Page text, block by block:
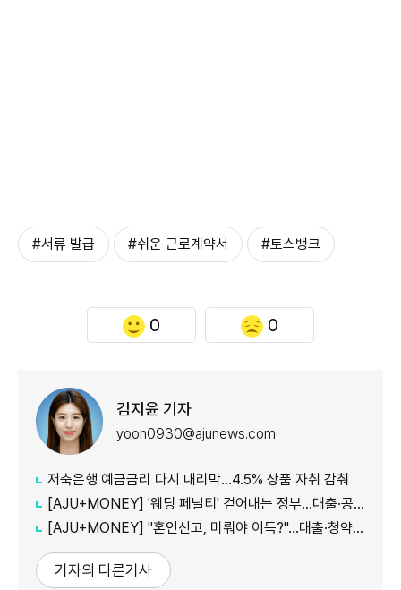
#서류 발급 #쉬운 근로계약서 #토스뱅크
0 0
김지윤 기자
yoon0930@ajunews.com
저축은행 예금금리 다시 내리막…4.5% 상품 자취 감춰
[AJU+MONEY] '웨딩 페널티' 걷어내는 정부…대출·공공임대 불이익 줄인다
[AJU+MONEY] "혼인신고, 미뤄야 이득?"…대출·청약·세금 따져보니
기자의 다른기사